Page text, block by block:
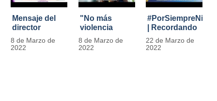
Mensaje del
director
Carlos Marín |
Día
8 de Marzo de
2022
"No más
violencia
contra la
mujer" | 8
8 de Marzo de
2022
| Recordando
al Padre
Javier de
22 de Marzo de
2022